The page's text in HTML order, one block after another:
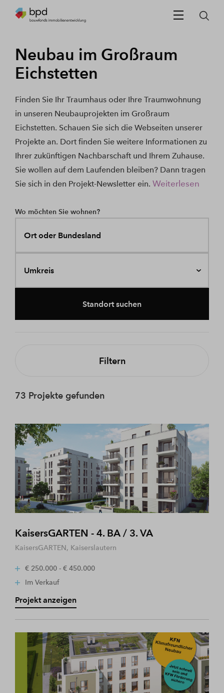
Neubau im Großraum
Eichstetten
Finden Sie Ihr Traumhaus oder Ihre Traumwohnung
in unseren Neubauprojekten im Großraum
Eichstetten. Schauen Sie sich die Webseiten unserer
Projekte an. Dort finden Sie weitere Informationen zu
Ihrer zukünftigen Nachbarschaft und Ihrem Zuhause.
Sie wollen auf dem Laufenden bleiben? Dann tragen
Sie sich in den Projekt-Newsletter ein. Weiterlesen
Wo möchten Sie wohnen?
Ort oder Bundesland
Umkreis
Standort suchen
Filtern
73 Projekte gefunden
KaisersGARTEN - 4. BA / 3. VA
KaisersGARTEN, Kaiserslautern
€ 250.000 - € 450.000
Im Verkauf
Projekt anzeigen